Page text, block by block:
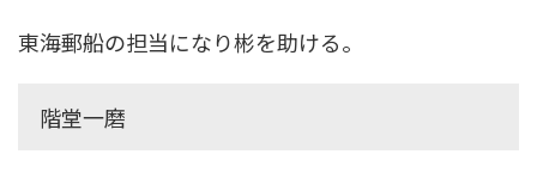
東海郵船の担当になり彬を助ける。
階堂一磨